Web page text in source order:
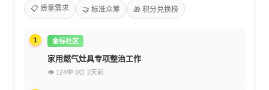
📋 质量需求 🤝 标准众筹 🎁 积分兑换榜
1 金标社区
家用燃气灶具专项整治工作
👁 124💬 0⏰ 2天前